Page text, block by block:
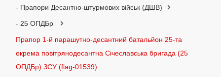
- Прапори Десантно-штурмових військ (ДШВ)
- 25 ОПДБр
Прапор 1-й парашутно-десантний батальйон 25-та
окрема повітрянодесантна Січеславська бригада (25
ОПДБр) ЗСУ (flag-01539)